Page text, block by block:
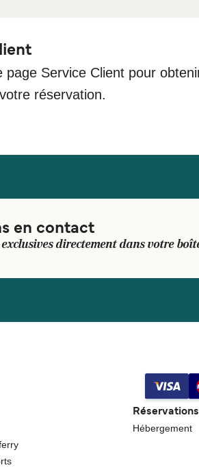
page Service Client pour
réservation.
en contact
exclusives directement dans votre
Réservations
Hébergement